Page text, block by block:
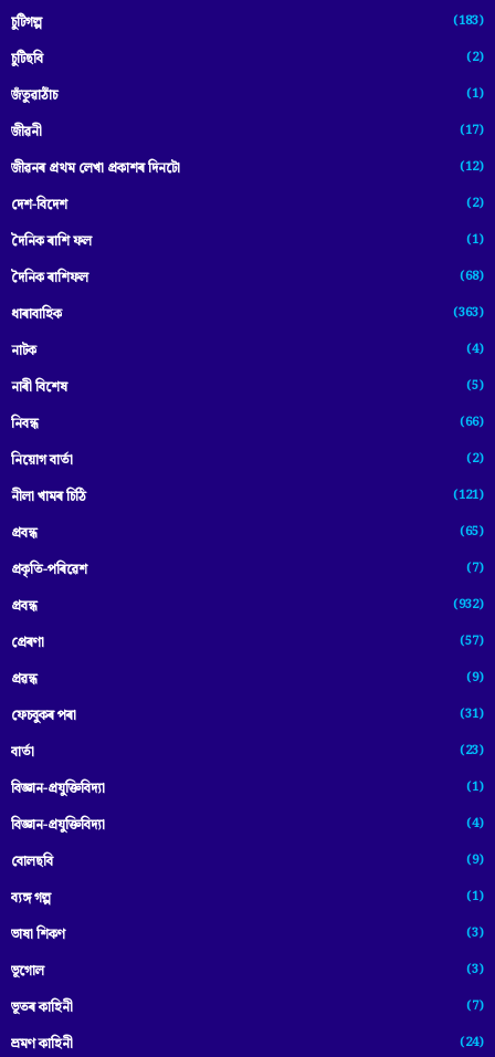
চুটিগল্প (183)
চুটিছবি (2)
জঁতুৱাঠাঁচ (1)
জীৱনী (17)
জীৱনৰ প্ৰথম লেখা প্ৰকাশৰ দিনটো (12)
দেশ-বিদেশ (2)
দৈনিক ৰাশি ফল (1)
দৈনিক ৰাশিফল (68)
ধাৰাবাহিক (363)
নাটক (4)
নাৰী বিশেষ (5)
নিবন্ধ (66)
নিয়োগ বাৰ্তা (2)
নীলা খামৰ চিঠি (121)
প্রবন্ধ (65)
প্ৰকৃতি-পৰিৱেশ (7)
প্ৰবন্ধ (932)
প্ৰেৰণা (57)
প্ৰৱন্ধ (9)
ফেচবুকৰ পৰা (31)
বাৰ্তা (23)
বিজ্ঞান-প্রযুক্তিবিদ্যা (1)
বিজ্ঞান-প্ৰযুক্তিবিদ্যা (4)
বোলছবি (9)
ব্যঙ্গ গল্প (1)
ভাষা শিকণ (3)
ভূগোল (3)
ভূতৰ কাহিনী (7)
ভ্ৰমণ কাহিনী (24)